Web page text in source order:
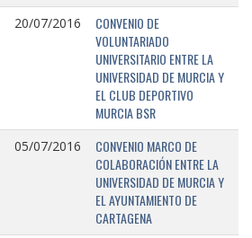
20/07/2016
CONVENIO DE
VOLUNTARIADO
UNIVERSITARIO ENTRE LA
UNIVERSIDAD DE MURCIA Y
EL CLUB DEPORTIVO
MURCIA BSR
05/07/2016
CONVENIO MARCO DE
COLABORACIÓN ENTRE LA
UNIVERSIDAD DE MURCIA Y
EL AYUNTAMIENTO DE
CARTAGENA